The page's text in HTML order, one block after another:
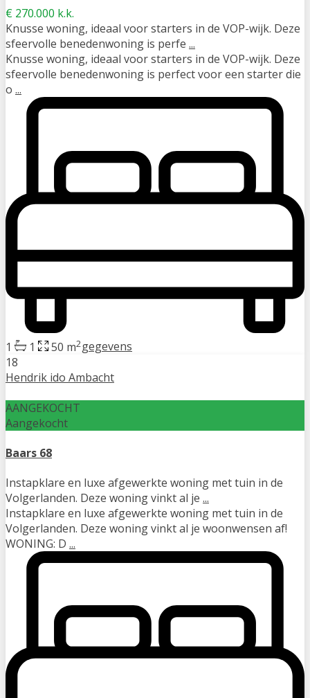
€ 270.000 k.k.
Knusse woning, ideaal voor starters in de VOP-wijk. Deze
sfeervolle benedenwoning is perfe ...
Knusse woning, ideaal voor starters in de VOP-wijk. Deze
sfeervolle benedenwoning is perfect voor een starter die
o ...
1 1 50 m2gegevens
18
Hendrik ido Ambacht
AANGEKOCHT
Aangekocht
Baars 68
Instapklare en luxe afgewerkte woning met tuin in de
Volgerlanden. Deze woning vinkt al je ...
Instapklare en luxe afgewerkte woning met tuin in de
Volgerlanden. Deze woning vinkt al je woonwensen af!
WONING: D ...